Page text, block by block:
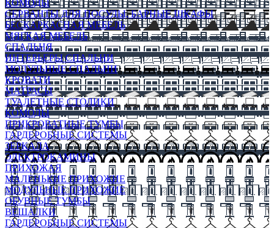
КОМОДЫ
СЕРВАНТЫ ДЛЯ ПОСУДЫ, БАРНЫЕ ШКАФЫ
БЕСКАРКАСНАЯ МЕБЕЛЬ
МЯГКАЯ МЕБЕЛЬ
СПАЛЬНЯ
ИНТЕРЬЕРЫ СПАЛЬНИ
МОДУЛЬНЫЕ СПАЛЬНИ
КРОВАТИ
МАТРАСЫ
ТУАЛЕТНЫЕ СТОЛИКИ
КОМОДЫ
ПРИКРОВАТНЫЕ ТУМБЫ
ГАРДЕРОБНЫЕ СИСТЕМЫ
ЗЕРКАЛА
ЭЛЕКТРОКАМИНЫ
ПРИХОЖАЯ
МАЛЕНЬКИЕ ПРИХОЖИЕ
МОДУЛЬНЫЕ ПРИХОЖИЕ
ОБУВНЫЕ ТУМБЫ
ВЕШАЛКИ
ГАРДЕРОБНЫЕ СИСТЕМЫ